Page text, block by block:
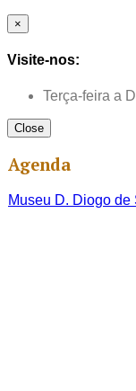
×
Visite-nos:
Terça-feira a
Close
Agenda
Museu D. Diogo de